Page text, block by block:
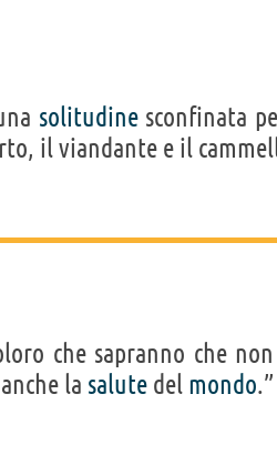
solitudinesconfinata
il viandante e il
che sapranno che
la salute del mondo.”